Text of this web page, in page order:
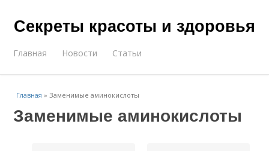
Секреты красоты и здоровья
Главная Новости Статьи
Главная »Заменимые аминокислоты
Заменимые аминокислоты